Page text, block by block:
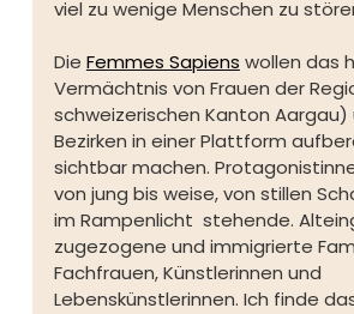
viel zu wenige Menschen zu
Die Femmes Sapiens wollen das
Vermächtnis von Frauen der
schweizerischen Kanton
Bezirken in einer Plattform
sichtbar machen.
von jung bis weise, von stillen
im Rampenlicht  stehende.
zugezogene und immigrierte
Fachfrauen, Künstlerinnen und
Lebenskünstlerinnen. Ich finde